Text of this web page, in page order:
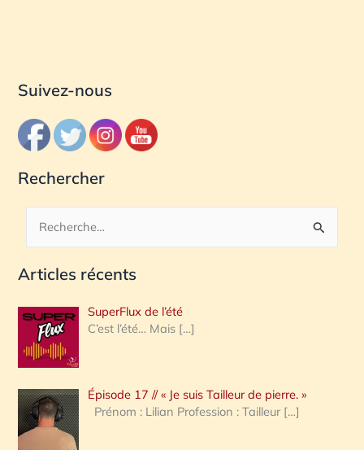
Suivez-nous
Rechercher
c
e
r
c
h
e
Articles récents
SuperFlux de l’été
C’est l’été… Mais […]
Épisode 17 // « Je suis Tailleur de pierre. »
Prénom : Lilian Profession : Tailleur […]